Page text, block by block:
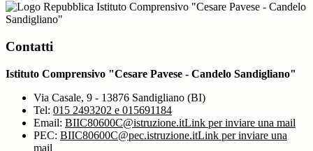
Istituto Comprensivo "Cesare Pavese - Candelo
Sandigliano"
Contatti
Istituto Comprensivo "Cesare Pavese - Candelo Sandigliano"
Via Casale, 9 - 13876 Sandigliano (BI)
Tel: 015 2493202 e 015691184
Email: BIIC80600C@istruzione.itLink per inviare una mail
PEC: BIIC80600C@pec.istruzione.itLink per inviare una
mail